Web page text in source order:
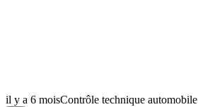
il y a 6 moisContrôle technique automobile